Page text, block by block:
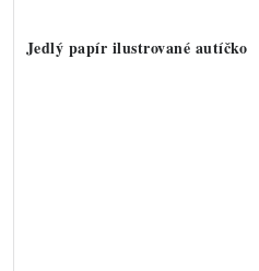
Jedlý papír ilustrované autíčko